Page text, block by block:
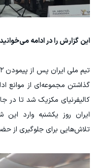
این گزارش را در ادامه
گذاشتن مجموعه‌ای از موانع
ایران روز یکشنبه وارد
تلاش‌هایی برای جلوگیری از